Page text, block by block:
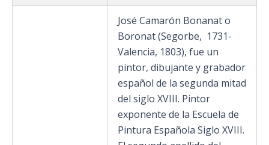
José Camarón Bonanat o
Boronat (Segorbe, 1731-
Valencia, 1803), fue un
pintor, dibujante y grabador
español de la segunda mitad
del siglo XVIII. Pintor
exponente de la Escuela de
Pintura Española Siglo XVIII.